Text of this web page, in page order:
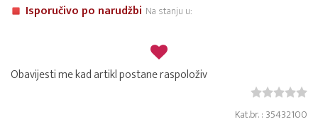
Isporučivo po narudžbi Na stanju u:
Obavijesti me kad artikl postane raspoloživ
Kat.br. : 35432100